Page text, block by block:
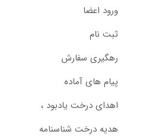
ورود اعضا
ثبت نام
رهگیری سفارش
پیام های آماده
اهدای درخت یادبود ،‌
هدیه درخت شناسنامه